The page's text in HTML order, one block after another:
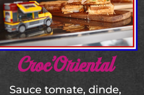
Croc’Oriental
Sauce tomate, dinde,